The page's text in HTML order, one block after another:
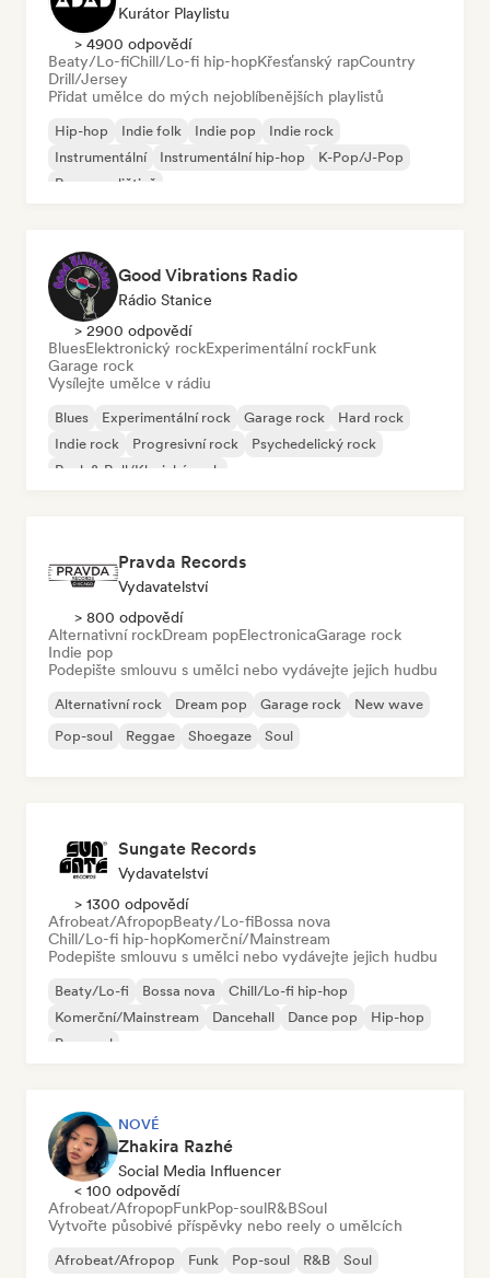
Kurátor Playlistu
> 4900 odpovědí
Beaty/Lo-fiChill/Lo-fi hip-hopKřesťanský rapCountry
Drill/Jersey
Přidat umělce do mých nejoblíbenějších playlistů
Hip-hop Indie folk Indie pop
Indie rock
Instrumentální
Instrumentální hip-hop
K-Pop/J-Pop
Rap v angličtině
Good Vibrations Radio
Rádio Stanice
> 2900 odpovědí
BluesElektronický rockExperimentální rockFunk
Garage rock
Vysílejte umělce v rádiu
Blues Experimentální rock Garage rock
Hard rock
Indie rock
Progresivní rock
Psychedelický rock
Rock & Roll/Klasický rock
Pravda Records
Vydavatelství
> 800 odpovědí
Alternativní rockDream popElectronicaGarage rock
Indie pop
Podepište smlouvu s umělci nebo vydávejte jejich hudbu
Alternativní rock Dream pop Garage rock
New wave
Pop-soul
Reggae Shoegaze Soul
Sungate Records
Vydavatelství
> 1300 odpovědí
Afrobeat/AfropopBeaty/Lo-fiBossa nova
Chill/Lo-fi hip-hopKomerční/Mainstream
Podepište smlouvu s umělci nebo vydávejte jejich hudbu
Beaty/Lo-fi Bossa nova
Chill/Lo-fi hip-hop
Komerční/Mainstream
Dancehall Dance pop
Hip-hop
Pop-soul
NOVÉ
Zhakira Razhé
Social Media Influencer
< 100 odpovědí
Afrobeat/AfropopFunkPop-soulR&BSoul
Vytvořte působivé příspěvky nebo reely o umělcích
Afrobeat/Afropop Funk Pop-soul R&B Soul